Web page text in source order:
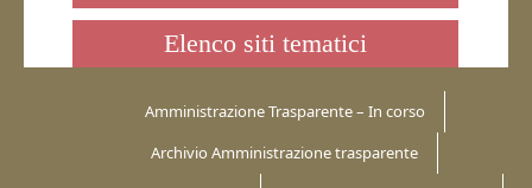
Elenco siti tematici
Amministrazione Trasparente – In corso
Archivio Amministrazione trasparente